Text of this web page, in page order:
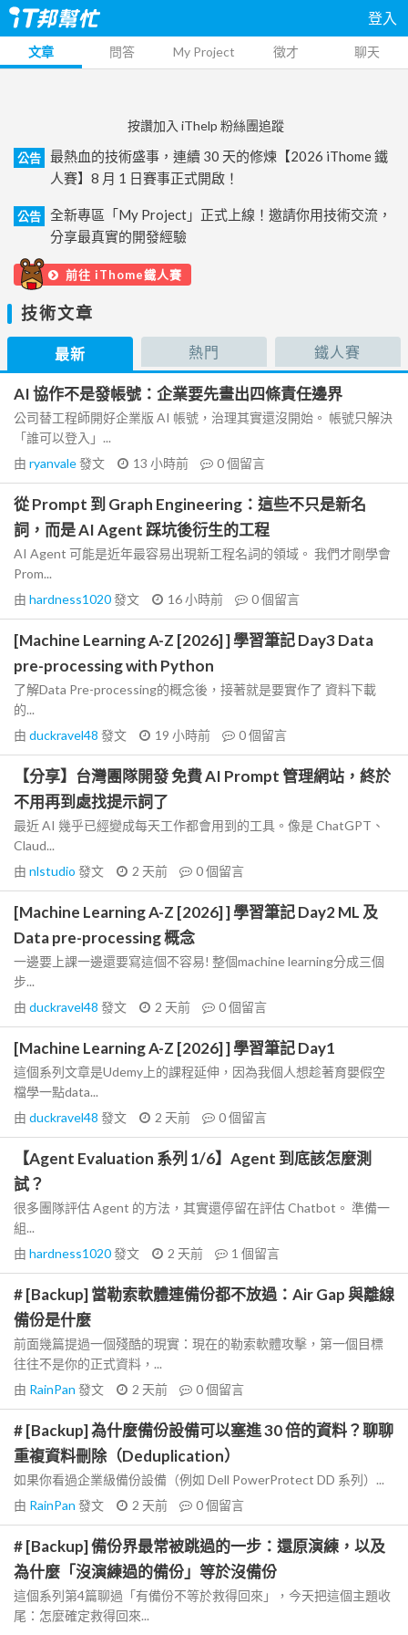
登入
文章 問答 My Project 徵才 聊天
按讚加入 iThelp 粉絲團追蹤
公告
最熱血的技術盛事，連續 30 天的修煉【2026 iThome 鐵
人賽】8 月 1 日賽事正式開啟！
公告
全新專區「My Project」正式上線！邀請你用技術交流，
分享最真實的開發經驗
前往 iThome鐵人賽
技術文章
最新 熱門 鐵人賽
AI 協作不是發帳號：企業要先畫出四條責任邊界
公司替工程師開好企業版 AI 帳號，治理其實還沒開始。 帳號只解決
「誰可以登入」...
由 ryanvale發文 13 小時前 0個留言
從 Prompt 到 Graph Engineering：這些不只是新名
詞，而是 AI Agent 踩坑後衍生的工程
AI Agent 可能是近年最容易出現新工程名詞的領域。 我們才剛學會
Prom...
由 hardness1020發文 16 小時前 0個留言
[Machine Learning A-Z [2026] ] 學習筆記 Day3 Data
pre-processing with Python
了解Data Pre-processing的概念後，接著就是要實作了 資料下載
的...
由 duckravel48 發文 19 小時前 0個留言
【分享】台灣團隊開發 免費 AI Prompt 管理網站，終於
不用再到處找提示詞了
最近 AI 幾乎已經變成每天工作都會用到的工具。像是 ChatGPT、
Claud...
由 nlstudio 發文 2 天前 0個留言
[Machine Learning A-Z [2026] ] 學習筆記 Day2 ML 及
Data pre-processing 概念
一邊要上課一邊還要寫這個不容易! 整個machine learning分成三個
步...
由 duckravel48 發文 2 天前 0個留言
[Machine Learning A-Z [2026] ] 學習筆記 Day1
這個系列文章是Udemy上的課程延伸，因為我個人想趁著育嬰假空
檔學一點data...
由 duckravel48 發文 2 天前 0個留言
【Agent Evaluation 系列 1/6】Agent 到底該怎麼測
試？
很多團隊評估 Agent 的方法，其實還停留在評估 Chatbot。 準備一
組...
由 hardness1020發文 2 天前 1 個留言
# [Backup] 當勒索軟體連備份都不放過：Air Gap 與離線
備份是什麼
前面幾篇提過一個殘酷的現實：現在的勒索軟體攻擊，第一個目標
往往不是你的正式資料，...
由 RainPan 發文 2 天前 0個留言
# [Backup] 為什麼備份設備可以塞進 30 倍的資料？聊聊
重複資料刪除（Deduplication）
如果你看過企業級備份設備（例如 Dell PowerProtect DD 系列）...
由 RainPan 發文 2 天前 0個留言
# [Backup] 備份界最常被跳過的一步：還原演練，以及
為什麼「沒演練過的備份」等於沒備份
這個系列第4篇聊過「有備份不等於救得回來」，今天把這個主題收
尾：怎麼確定救得回來...